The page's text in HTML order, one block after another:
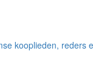
kooplieden, reders